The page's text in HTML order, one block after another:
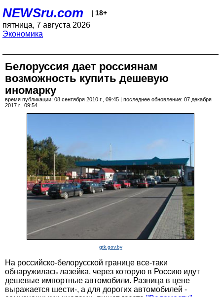
NEWSru.com | 18+
пятница, 7 августа 2026
Экономика
Белоруссия дает россиянам
возможность купить дешевую
иномарку
время публикации: 08 сентября 2010 г., 09:45 | последнее обновление: 07 декабря
2017 г., 09:54
gtk.gov.by
На российско-белорусской границе все-таки
обнаружилась лазейка, через которую в Россию идут
дешевые импортные автомобили. Разница в цене
выражается шести-, а для дорогих автомобилей -